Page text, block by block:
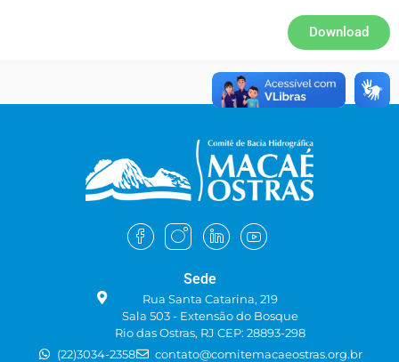
Download
Sede
Rua Santa Catarina, 219
Sala 503 - Extensão do Bosque
Rio das Ostras, RJ CEP: 28893-298
(22)3034-2358
contato@comitemacaeostras.org.br